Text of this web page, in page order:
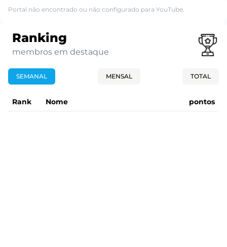
Portal não encontrado ou não configurado para YouTube.
Ranking
membros em destaque
SEMANAL MENSAL TOTAL
Rank Nome pontos